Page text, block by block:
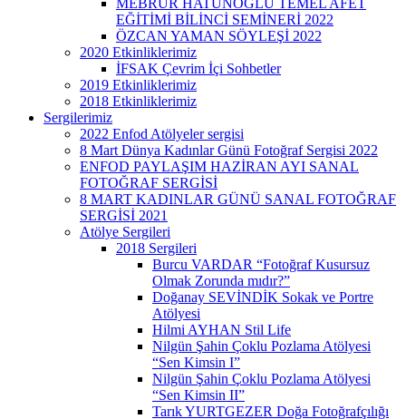
EĞİTİMİ BİLİNCİ SEMİNERİ 2022
ÖZCAN YAMAN SÖYLEŞİ 2022
2020 Etkinliklerimiz
İFSAK Çevrim İçi Sohbetler
2019 Etkinliklerimiz
2018 Etkinliklerimiz
Sergilerimiz
2022 Enfod Atölyeler sergisi
8 Mart Dünya Kadınlar Günü Fotoğraf Sergisi 2022
ENFOD PAYLAŞIM HAZİRAN AYI SANAL
FOTOĞRAF SERGİSİ
8 MART KADINLAR GÜNÜ SANAL FOTOĞRAF
SERGİSİ 2021
Atölye Sergileri
2018 Sergileri
Burcu VARDAR “Fotoğraf Kusursuz
Olmak Zorunda mıdır?”
Doğanay SEVİNDİK Sokak ve Portre
Atölyesi
Hilmi AYHAN Stil Life
Nilgün Şahin Çoklu Pozlama Atölyesi
“Sen Kimsin I”
Nilgün Şahin Çoklu Pozlama Atölyesi
“Sen Kimsin II”
Tarık YURTGEZER Doğa Fotoğrafçılığı